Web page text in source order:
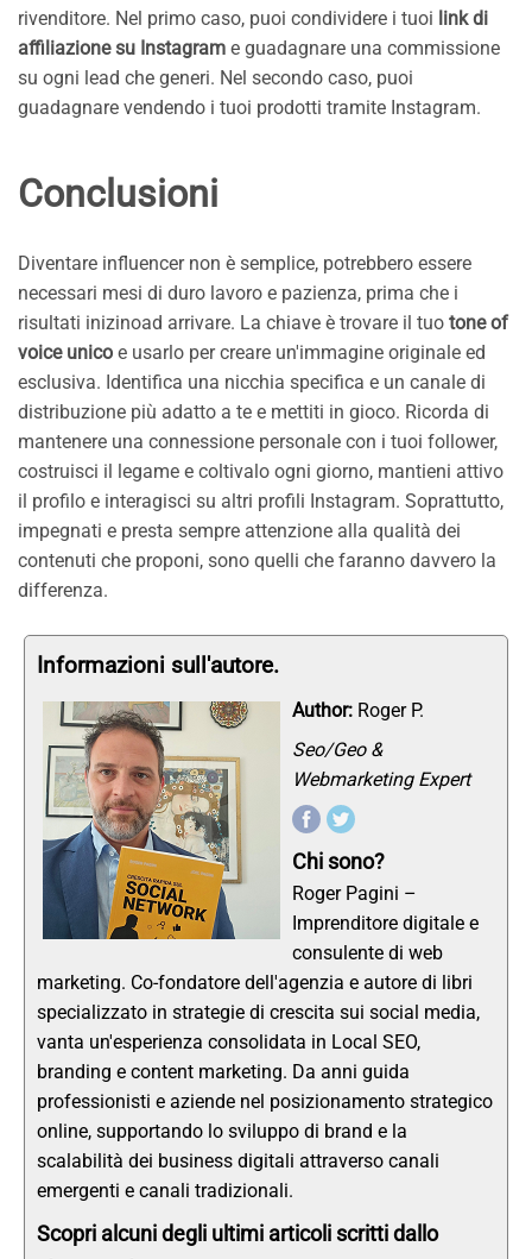
rivenditore. Nel primo caso, puoi condividere i tuoi link di
affiliazione su Instagram e guadagnare una commissione
su ogni lead che generi. Nel secondo caso, puoi
guadagnare vendendo i tuoi prodotti tramite Instagram.
Conclusioni
Diventare influencer non è semplice, potrebbero essere
necessari mesi di duro lavoro e pazienza, prima che i
risultati inizinoad arrivare. La chiave è trovare il tuo tone of
voice unico e usarlo per creare un'immagine originale ed
esclusiva. Identifica una nicchia specifica e un canale di
distribuzione più adatto a te e mettiti in gioco. Ricorda di
mantenere una connessione personale con i tuoi follower,
costruisci il legame e coltivalo ogni giorno, mantieni attivo
il profilo e interagisci su altri profili Instagram. Soprattutto,
impegnati e presta sempre attenzione alla qualità dei
contenuti che proponi, sono quelli che faranno davvero la
differenza.
Informazioni sull'autore.
Author: Roger P.
Seo/Geo &
Webmarketing Expert
Chi sono?
Roger Pagini –
Imprenditore digitale e
consulente di web
marketing. Co-fondatore dell'agenzia e autore di libri
specializzato in strategie di crescita sui social media,
vanta un'esperienza consolidata in Local SEO,
branding e content marketing. Da anni guida
professionisti e aziende nel posizionamento strategico
online, supportando lo sviluppo di brand e la
scalabilità dei business digitali attraverso canali
emergenti e canali tradizionali.
Scopri alcuni degli ultimi articoli scritti dallo